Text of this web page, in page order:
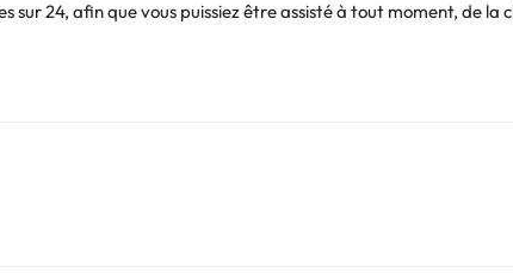
sur 24, afin que vous puissiez être assisté à tout moment, de